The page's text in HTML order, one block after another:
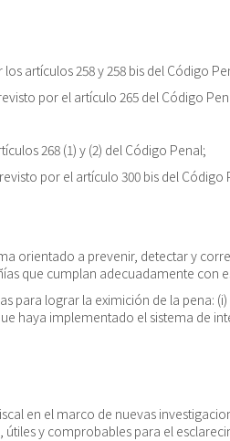
artículos 258 y 258 bis del Código
por el artículo 265 del Código
268 (1) y (2) del Código Penal;
por el artículo 300 bis del Código
orientado a prevenir, detectar y
que cumplan adecuadamente con
para lograr la eximición de la pena:
haya implementado el sistema de
en el marco de nuevas
y comprobables para el